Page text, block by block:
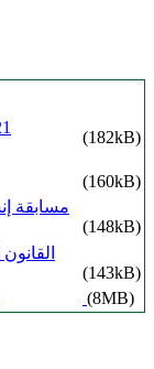
(182kB)
(160kB)
مسابقة
(148kB)
(143kB)
(8MB)